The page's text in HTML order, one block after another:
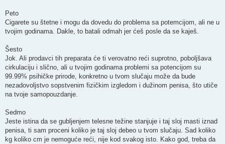
Peto
Cigarete su štetne i mogu da dovedu do problema sa potemcijom, ali ne u
tvojim godinama. Dakle, to batali odmah jer ćeš posle da se kaješ.
Šesto
Jok. Ali prodavci tih preparata će ti verovatno reći suprotno, poboljšava
cirkulaciju i slično, ali u tvojim godinama problemi sa potencijom su
99.99% psihičke prirode, konkretno u tvom slučaju može da bude
nezadovoljstvo sopstvenim fizičkim izgledom i dužinom penisa, što utiče
na tvoje samopouzdanje.
Sedmo
Jeste istina da se gubljenjem telesne težine stanjuje i taj sloj masti iznad
penisa, ti sam proceni koliko je taj sloj debeo u tvom slučaju. Sad koliko
kg koliko cm je nemoguće reći, nije kod svakog isto. Kako god, treba da